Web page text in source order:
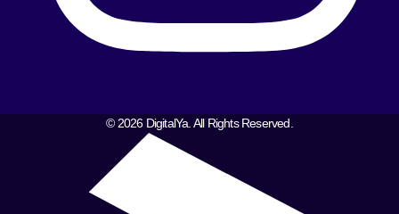
© 2026 DigitalYa. All Rights Reserved.